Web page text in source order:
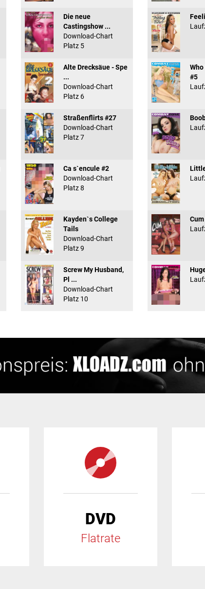
Die neue
Castingshow ...
Download-Chart
Platz 5
Alte Drecksäue - Spe
...
Download-Chart
Platz 6
Straßenflirts #27
Download-Chart
Platz 7
Ca s`encule #2
Download-Chart
Platz 8
Kayden`s College
Tails
Download-Chart
Platz 9
Screw My Husband,
Pl ...
Download-Chart
Platz 10
#5
DVD
Flatrate